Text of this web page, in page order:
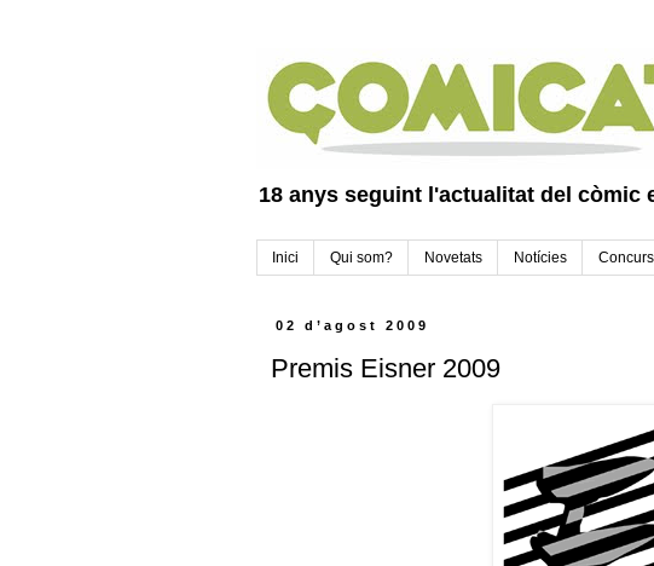
18 anys seguint l'actualitat del còmic
Inici Qui som? Novetats Notícies
02 d’agost 2009
Premis Eisner 2009